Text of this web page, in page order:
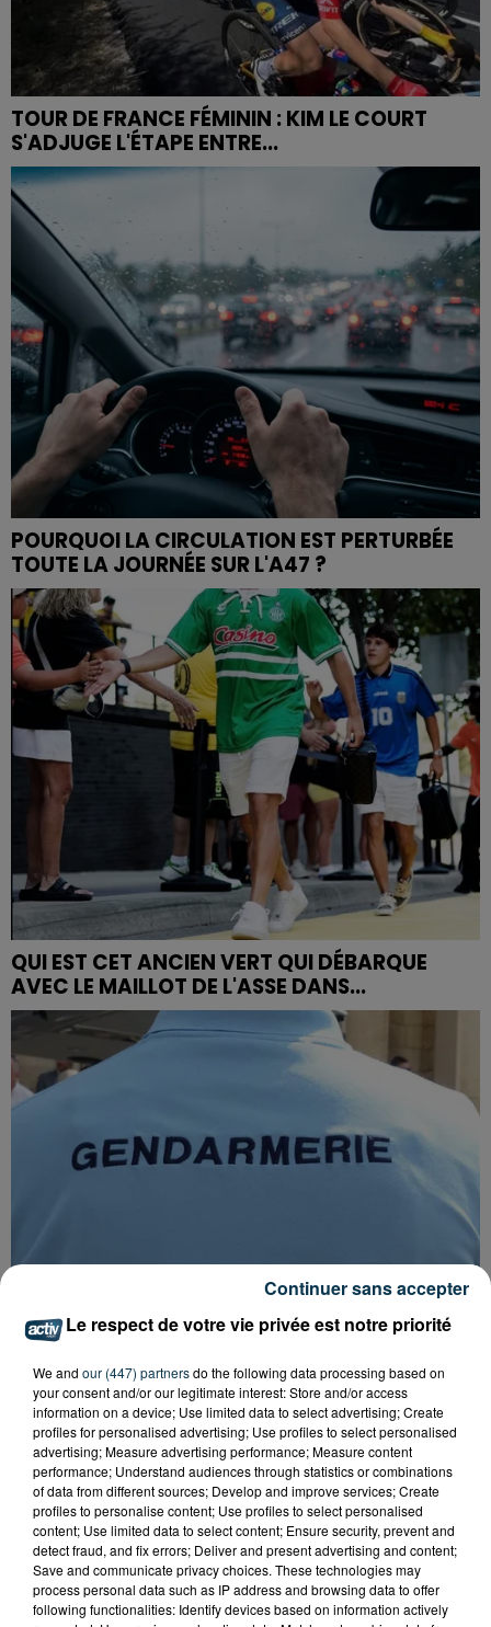
TOUR DE FRANCE FÉMININ : KIM LE COURT
S'ADJUGE L'ÉTAPE ENTRE...
POURQUOI LA CIRCULATION EST PERTURBÉE
TOUTE LA JOURNÉE SUR L'A47 ?
QUI EST CET ANCIEN VERT QUI DÉBARQUE
AVEC LE MAILLOT DE L'ASSE DANS...
FOREZTIVAL : DROGUÉ ET TENANT DES
PROPOS DÉPLACÉS, UN FESTIVALIER A...
Le respect de votre vie privée est notre priorité
We and our (447) partnersdo the following data processing based on
your consent and/or our legitimate interest: Store and/or access
information on a device; Use limited data to select advertising; Create
profiles for personalised advertising; Use profiles to select personalised
advertising; Measure advertising performance; Measure content
performance; Understand audiences through statistics or combinations
of data from different sources; Develop and improve services; Create
profiles to personalise content; Use profiles to select personalised
content; Use limited data to select content; Ensure security, prevent and
detect fraud, and fix errors; Deliver and present advertising and content;
Save and communicate privacy choices. These technologies may
process personal data such as IP address and browsing data to offer
following functionalities: Identify devices based on information actively
Continuer sans accepter